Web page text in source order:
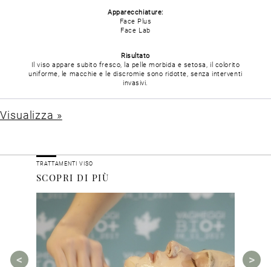
Apparecchiature:
Face Plus
Face Lab
Risultato
Il viso appare subito fresco, la pelle morbida e setosa, il colorito
uniforme, le macchie e le discromie sono ridotte, senza interventi
invasivi.
Visualizza »
TRATTAMENTI VISO
SCOPRI DI PIÙ